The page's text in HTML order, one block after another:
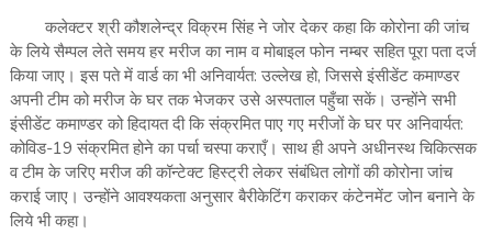
कलेक्टर श्री कौशलेन्द्र विक्रम सिंह ने जोर देकर कहा कि कोरोना की जांच
के लिये सैम्पल लेते समय हर मरीज का नाम व मोबाइल फोन नम्बर सहित पूरा पता दर्ज
किया जाए। इस पते में वार्ड का भी अनिवार्यत: उल्लेख हो, जिससे इंसीडेंट कमाण्डर
अपनी टीम को मरीज के घर तक भेजकर उसे अस्पताल पहुँचा सकें। उन्होंने सभी
इंसीडेंट कमाण्डर को हिदायत दी कि संक्रमित पाए गए मरीजों के घर पर अनिवार्यत:
कोविड-19 संक्रमित होने का पर्चा चस्पा कराएँ। साथ ही अपने अधीनस्थ चिकित्सक
व टीम के जरिए मरीज की कॉन्टेक्ट हिस्ट्री लेकर संबंधित लोगों की कोरोना जांच
कराई जाए। उन्होंने आवश्यकता अनुसार बैरीकेटिंग कराकर कंटेनमेंट जोन बनाने के
लिये भी कहा।